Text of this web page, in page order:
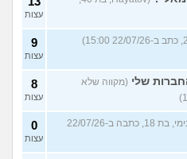
עצות
9
עצות
שלי (מקווה שלא
8
עצות
(אנונימי, בת 18, כתבה ב-22/07/26
0
עצות